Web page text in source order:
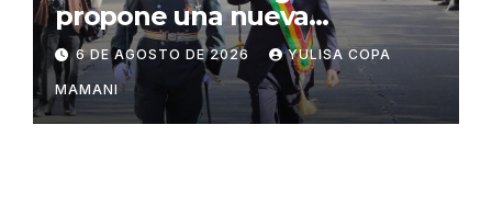
propone una nueva
gobernabilidad basada en
acuerdos institucionales
6 DE AGOSTO DE 2026 YULISA COPA
MAMANI